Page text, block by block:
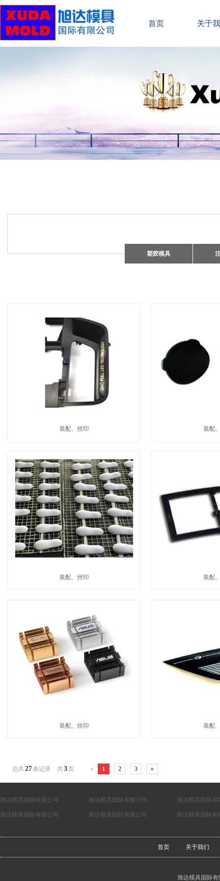
首页 关于
塑胶模具
装配、丝印 装配
装配、丝印 装配
装配、丝印 装配
总共27条记录 共3页 « 1 2 3 »
旭达模具国际有限公司 旭达模具国际有限公司 旭达模具国际有
旭达模具国际有限公司 旭达模具国际有限公司 旭达模具国际有
首页 关于我们
旭达模具国际